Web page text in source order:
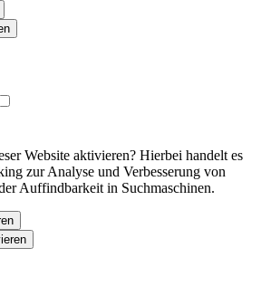
Website aktivieren? Hierbei handelt es
zur Analyse und Verbesserung von
Auffindbarkeit in Suchmaschinen.